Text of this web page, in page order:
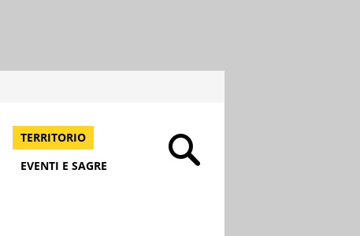
TERRITORIO
EVENTI E SAGRE